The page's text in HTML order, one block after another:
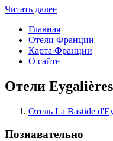
Читать далее
Главная
Отели Франции
Карта Франции
О сайте
Отели Eygalières
Отель La Bastide
Познавательно